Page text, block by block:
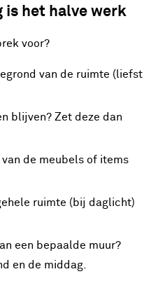
is het halve werk
voor?
van de ruimte (liefst
blijven? Zet deze dan
van de meubels of items
ruimte (bij daglicht)
een bepaalde muur?
en de middag.